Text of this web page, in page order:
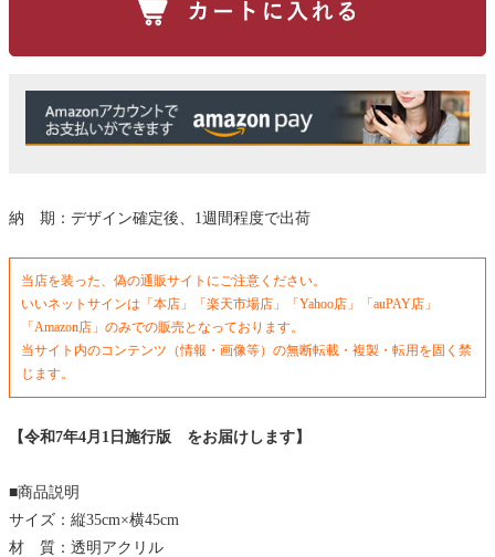
納 期：デザイン確定後、1週間程度で出荷
当店を装った、偽の通販サイトにご注意ください。
いいネットサインは「本店」「楽天市場店」「Yahoo店」「auPAY店」
「Amazon店」のみでの販売となっております。
当サイト内のコンテンツ（情報・画像等）の無断転載・複製・転用を固く禁
じます。
【令和7年4月1日施行版 をお届けします】
■商品説明
サイズ：縦35cm×横45cm
材 質：透明アクリル